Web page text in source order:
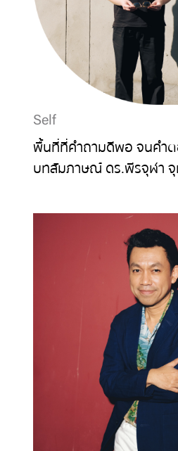
Self
พื้นที่ที่คำถามดีพอ จนคำต
บทสัมภาษณ์ ดร.พีรจุฬา